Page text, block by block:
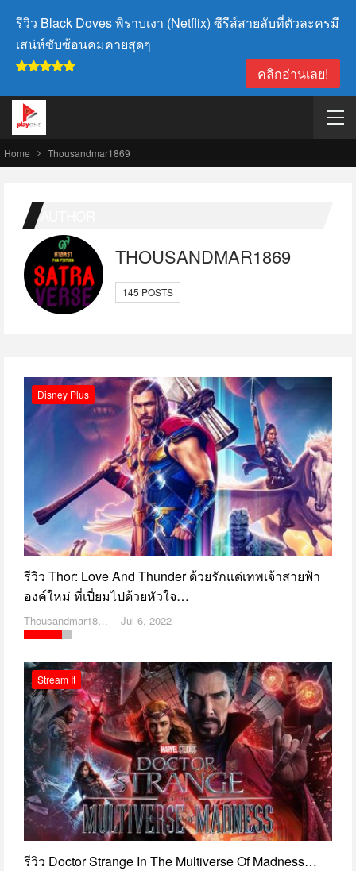
รีวิว Black Doves พิราบเงา (Netflix) ซีรีส์สายลับที่ตัวละครมี
เสน่ห์ซับซ้อนคมคายสุดๆ
คลิกอ่านเลย!
Home Thousandmar1869
AUTHOR
THOUSANDMAR1869
145 POSTS
Disney Plus
รีวิว Thor: Love And Thunder ด้วยรักแด่เทพเจ้าสายฟ้า
องค์ใหม่ ที่เปี่ยมไปด้วยหัวใจ…
Thousandmar1869 Jul 6, 2022
Stream It
รีวิว Doctor Strange In The Multiverse Of Madness…